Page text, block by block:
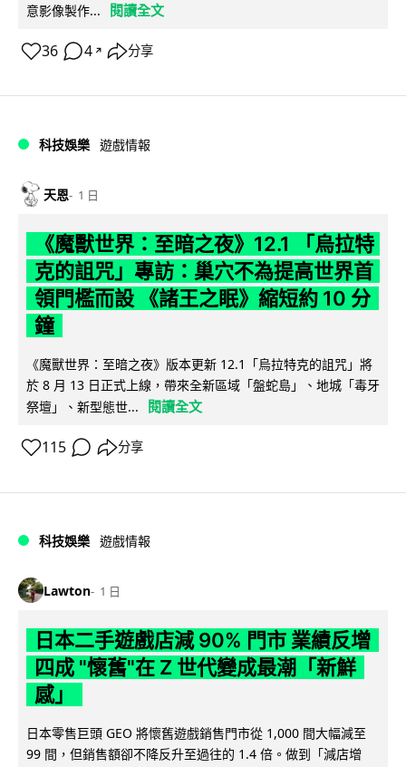
意影像製作...
閱讀全文
36 4 ↗ 分享
科技娛樂 遊戲情報
天恩 1 日
《魔獸世界：至暗之夜》12.1 「烏拉特
克的詛咒」專訪：巢穴不為提高世界首
領門檻而設 《諸王之眠》縮短約 10 分
鐘
《魔獸世界：至暗之夜》版本更新 12.1「烏拉特克的詛咒」將
於 8 月 13 日正式上線，帶來全新區域「盤蛇島」、地城「毒牙
祭壇」、新型態世...
閱讀全文
115 分享
科技娛樂 遊戲情報
Lawton 1 日
日本二手遊戲店減 90% 門市 業績反增
四成 "懷舊"在 Z 世代變成最潮「新鮮
感」
日本零售巨頭 GEO 將懷舊遊戲銷售門市從 1,000 間大幅減至
99 間，但銷售額卻不降反升至過往的 1.4 倍。做到「減店增